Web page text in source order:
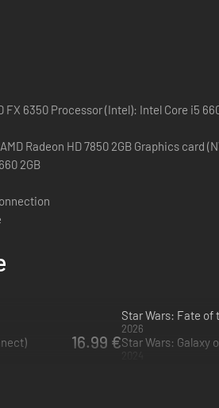
soldados.
FX 6350 Processor (Intel): Intel Core i5
Radeon HD 7850 2GB Graphics card
2GB
Star Wars: Fate of
2026
16.99 €Star Wars: Galaxy